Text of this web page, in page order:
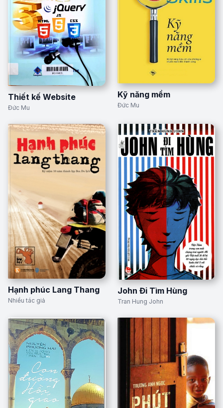
Thiết kế Website
Đức Mu
Kỹ năng mềm
Đức Mu
Hạnh phúc Lang Thang
Nhiều tác giả
John Đi Tìm Hùng
Tran Hung John